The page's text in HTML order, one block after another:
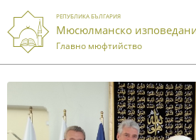
РЕПУБЛИКА БЪЛГАРИЯ
Мюсюлманско
Главно мюфтийство